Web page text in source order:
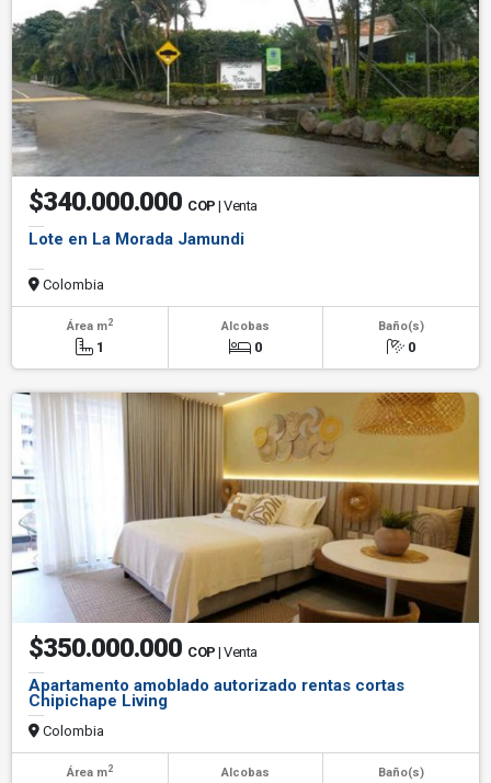
$340.000.000 COP | Venta
Lote en La Morada Jamundi
Colombia
Área m2
1
Alcobas
0
Baño(s)
0
$350.000.000 COP | Venta
Apartamento amoblado autorizado rentas cortas
Chipichape Living
Colombia
Área m2 Alcobas Baño(s)